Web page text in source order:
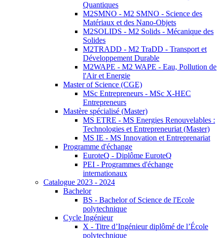
Quantiques
M2SMNO - M2 SMNO - Science des
Matériaux et des Nano-Objets
M2SOLIDS - M2 Solids - Mécanique des
Solides
M2TRADD - M2 TraDD - Transport et
Développement Durable
M2WAPE - M2 WAPE - Eau, Pollution de
l'Air et Energie
Master of Science (CGE)
MSc Entrepreneurs - MSc X-HEC
Entrepreneurs
Mastère spécialisé (Master)
MS ETRE - MS Energies Renouvelables :
Technologies et Entrepreneuriat (Master)
MS IE - MS Innovation et Entreprenariat
Programme d'échange
EuroteQ - Diplôme EuroteQ
PEI - Programmes d'échange
internationaux
Catalogue 2023 - 2024
Bachelor
BS - Bachelor of Science de l'Ecole
polytechnique
Cycle Ingénieur
X - Titre d’Ingénieur diplômé de l’École
polytechnique